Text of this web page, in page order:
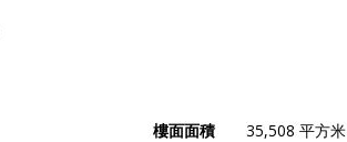
樓面面積35,508 平方米